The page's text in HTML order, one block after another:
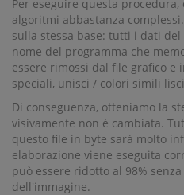
Per eseguire questa
algoritmi abbastanza
sulla stessa base: tutti i dati
nome del programma che
essere rimossi dal file grafico
speciali, unisci / colori simili
Di conseguenza, otteniamo la
visivamente non è cambiata.
questo file in byte sarà molto
elaborazione viene eseguita
può essere ridotto al 98%
dell'immagine.